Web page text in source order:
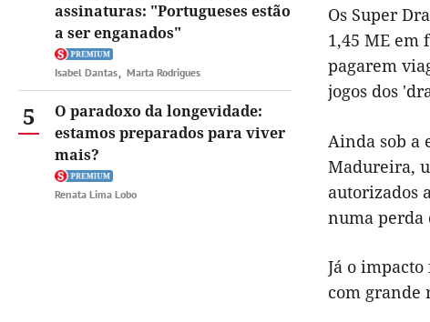
assinaturas: "Portugueses estão
a ser enganados"
Isabel Dantas Marta Rodrigues
5
O paradoxo da longevidade:
estamos preparados para viver
mais?
Renata Lima Lobo
Os Super
1,45 ME em
pagarem
jogos dos
Ainda sob a
Madureira,
autorizados
numa perda
Já o
com grande